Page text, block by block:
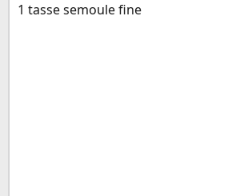
1 tasse semoule fine